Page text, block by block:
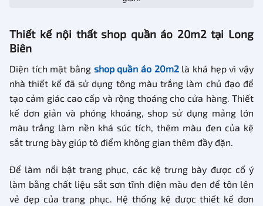
Thiết kế nội thất shop quần áo 20m2 tại Long
Biên
Diện tích mặt bằng shop quần áo 20m2là khá hẹp vì vậy
nhà thiết kế đã sử dụng tông màu trắng làm chủ đạo để
tạo cảm giác cao cấp và rộng thoáng cho cửa hàng. Thiết
kế đơn giản và phóng khoáng, shop sử dụng mảng lớn
màu trắng làm nền khá súc tích, thêm màu đen của kệ
sắt trưng bày giúp tô điểm không gian thêm đầy đặn.
Để làm nổi bật trang phục, các kệ trưng bày được cố ý
làm bằng chất liệu sắt sơn tĩnh điện màu đen để tôn lên
vẻ đẹp của trang phục. Hệ thống kệ được thiết kế đơn